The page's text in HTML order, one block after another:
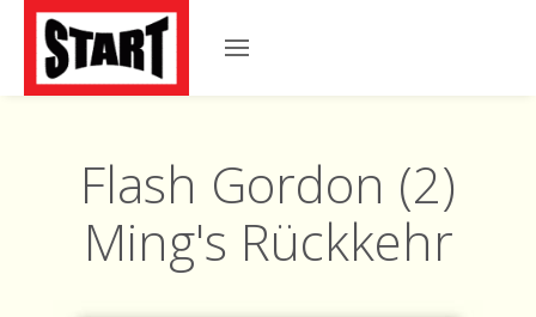
Flash Gordon (2)
Ming's Rückkehr